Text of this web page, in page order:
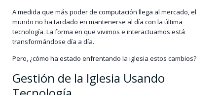
A medida que más poder de computación llega al mercado, el
mundo no ha tardado en mantenerse al día con la última
tecnología. La forma en que vivimos e interactuamos está
transformándose día a día.
Pero, ¿cómo ha estado enfrentando la iglesia estos cambios?
Gestión de la Iglesia Usando